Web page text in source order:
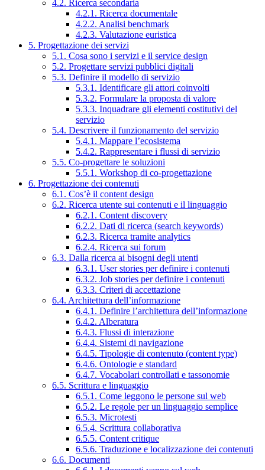
4.2. Ricerca secondaria
4.2.1. Ricerca documentale
4.2.2. Analisi benchmark
4.2.3. Valutazione euristica
5. Progettazione dei servizi
5.1. Cosa sono i servizi e il service design
5.2. Progettare servizi pubblici digitali
5.3. Definire il modello di servizio
5.3.1. Identificare gli attori coinvolti
5.3.2. Formulare la proposta di valore
5.3.3. Inquadrare gli elementi costitutivi del
servizio
5.4. Descrivere il funzionamento del servizio
5.4.1. Mappare l’ecosistema
5.4.2. Rappresentare i flussi di servizio
5.5. Co-progettare le soluzioni
5.5.1. Workshop di co-progettazione
6. Progettazione dei contenuti
6.1. Cos’è il content design
6.2. Ricerca utente sui contenuti e il linguaggio
6.2.1. Content discovery
6.2.2. Dati di ricerca (search keywords)
6.2.3. Ricerca tramite analytics
6.2.4. Ricerca sui forum
6.3. Dalla ricerca ai bisogni degli utenti
6.3.1. User stories per definire i contenuti
6.3.2. Job stories per definire i contenuti
6.3.3. Criteri di accettazione
6.4. Architettura dell’informazione
6.4.1. Definire l’architettura dell’informazione
6.4.2. Alberatura
6.4.3. Flussi di interazione
6.4.4. Sistemi di navigazione
6.4.5. Tipologie di contenuto (content type)
6.4.6. Ontologie e standard
6.4.7. Vocabolari controllati e tassonomie
6.5. Scrittura e linguaggio
6.5.1. Come leggono le persone sul web
6.5.2. Le regole per un linguaggio semplice
6.5.3. Microtesti
6.5.4. Scrittura collaborativa
6.5.5. Content critique
6.5.6. Traduzione e localizzazione dei contenuti
6.6. Documenti